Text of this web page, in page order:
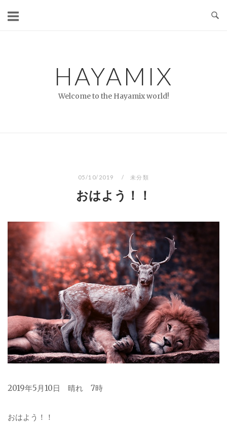
HAYAMIX
Welcome to the Hayamix world!
05/10/2019 未分類
おはよう！！
2019年5月10日 晴れ 7時
おはよう！！